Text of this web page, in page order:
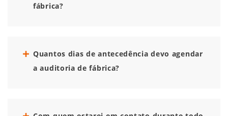
fábrica?
Quantos dias de antecedência devo agendar
a auditoria de fábrica?